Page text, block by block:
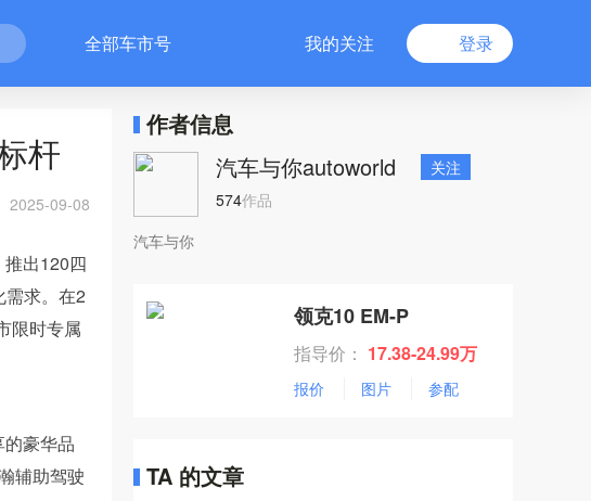
全部车市号 我的关注 登录
杆
2025-09-08
出120四
求。在2
限时专属
豪华品
辅助驾驶
作者信息
汽车与你autoworld
关注
574作品
汽车与你
领克10 EM-P
指导价： 17.38-24.99万
报价 图片 参配
TA 的文章